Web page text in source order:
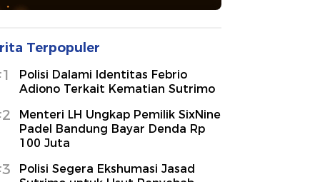
Terpopuler
Polisi Dalami Identitas Febrio
Adiono Terkait Kematian Sutrimo
Menteri LH Ungkap Pemilik SixNine
Padel Bandung Bayar Denda Rp
100 Juta
Polisi Segera Ekshumasi Jasad